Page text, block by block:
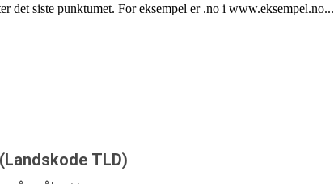
det siste punktumet. For eksempel er .no i www.eksempel.no...